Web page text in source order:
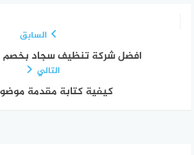
السابق
افضل شركة تنظيف سجاد بخصم
التالي
كيفية كتابة مقدمة